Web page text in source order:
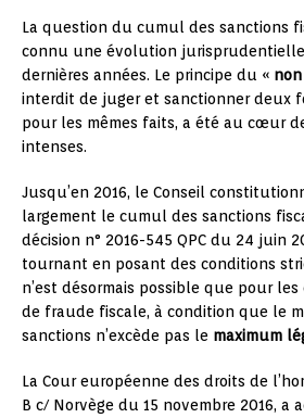
La question du cumul des sanctions
connu une évolution jurisprudentielle
dernières années. Le principe du «
interdit de juger et sanctionner deux
pour les mêmes faits, a été au cœur
intenses.
Jusqu’en 2016, le Conseil
largement le cumul des sanctions
décision n° 2016-545 QPC du 24 juin
tournant en posant des conditions
n’est désormais possible que pour
de fraude fiscale, à condition que le
sanctions n’excède pas le maximum
La Cour européenne des droits de
B c/ Norvège du 15 novembre 2016, a